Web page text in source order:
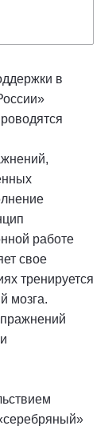
в
работе
свое
тренируется
мозга.